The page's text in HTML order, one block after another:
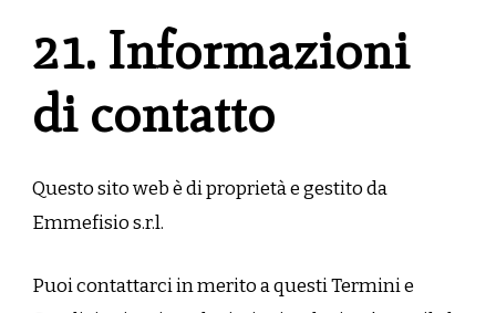
21. Informazioni
di contatto
Questo sito web è di proprietà e gestito da
Emmefisio s.r.l.
Puoi contattarci in merito a questi Termini e